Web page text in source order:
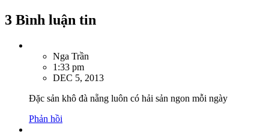
3 Bình luận tin
Nga Trần
1:33 pm
DEC 5, 2013
Đặc sản khô đà nẵng luôn có hải sản ngon mỗi ngày
Phản hồi